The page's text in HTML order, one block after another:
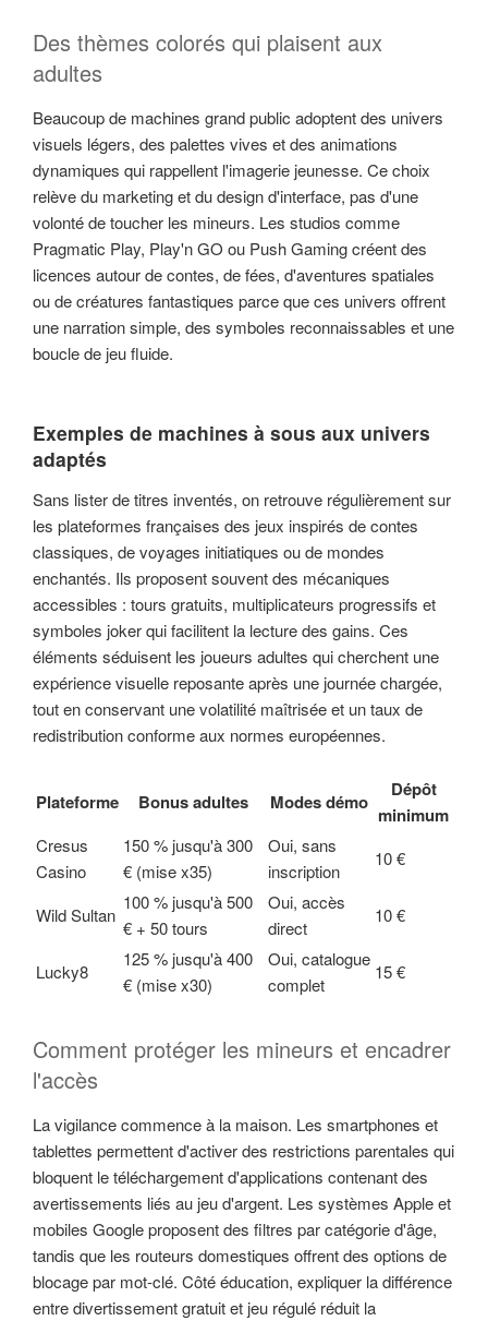
Des thèmes colorés qui plaisent aux
adultes
Beaucoup de machines grand public adoptent des univers
visuels légers, des palettes vives et des animations
dynamiques qui rappellent l'imagerie jeunesse. Ce choix
relève du marketing et du design d'interface, pas d'une
volonté de toucher les mineurs. Les studios comme
Pragmatic Play, Play'n GO ou Push Gaming créent des
licences autour de contes, de fées, d'aventures spatiales
ou de créatures fantastiques parce que ces univers offrent
une narration simple, des symboles reconnaissables et une
boucle de jeu fluide.
Exemples de machines à sous aux univers
adaptés
Sans lister de titres inventés, on retrouve régulièrement sur
les plateformes françaises des jeux inspirés de contes
classiques, de voyages initiatiques ou de mondes
enchantés. Ils proposent souvent des mécaniques
accessibles : tours gratuits, multiplicateurs progressifs et
symboles joker qui facilitent la lecture des gains. Ces
éléments séduisent les joueurs adultes qui cherchent une
expérience visuelle reposante après une journée chargée,
tout en conservant une volatilité maîtrisée et un taux de
redistribution conforme aux normes européennes.
Plateforme Bonus adultes Modes démo
Dépôt
minimum
Cresus
Casino
150 % jusqu'à 300
€ (mise x35)
Oui, sans
inscription
10 €
Wild Sultan
100 % jusqu'à 500
€ + 50 tours
Oui, accès
direct
10 €
Lucky8
125 % jusqu'à 400
€ (mise x30)
Oui, catalogue
complet
15 €
Comment protéger les mineurs et encadrer
l'accès
La vigilance commence à la maison. Les smartphones et
tablettes permettent d'activer des restrictions parentales qui
bloquent le téléchargement d'applications contenant des
avertissements liés au jeu d'argent. Les systèmes Apple et
mobiles Google proposent des filtres par catégorie d'âge,
tandis que les routeurs domestiques offrent des options de
blocage par mot-clé. Côté éducation, expliquer la différence
entre divertissement gratuit et jeu régulé réduit la